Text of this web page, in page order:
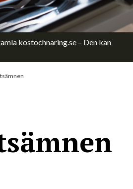
kostochnaring.se – Den kan